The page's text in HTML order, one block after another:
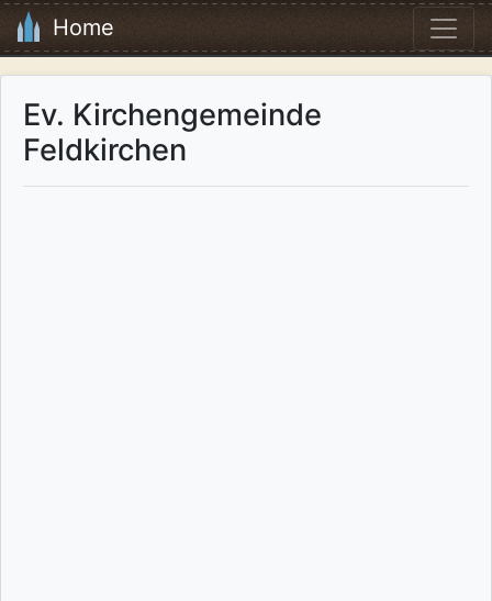
Home
Ev. Kirchengemeinde
Feldkirchen